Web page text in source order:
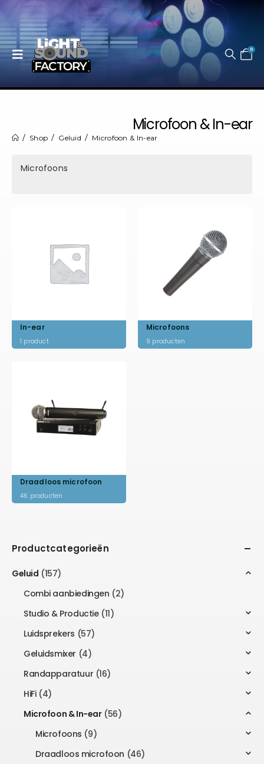
0
Microfoon & In-ear
Shop Geluid Microfoon & In-ear
Microfoons
In-ear
1 product
Microfoons
9 producten
Draadloos microfoon
46 producten
Productcategorieën
Geluid (157)
Combi aanbiedingen (2)
Studio & Productie (11)
Luidsprekers (57)
Geluidsmixer (4)
Randapparatuur (16)
HiFi (4)
Microfoon & In-ear (56)
Microfoons (9)
Draadloos microfoon (46)